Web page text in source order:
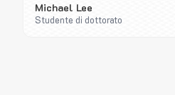
Michael Lee
Studente di dottorato